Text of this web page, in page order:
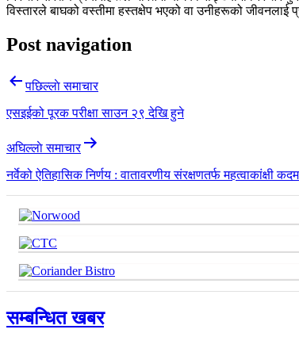
विस्तारले बाघको वस्तीमा हस्तक्षेप भएको वा उनीहरूको
Post navigation
पछिल्लाे समाचार
एसइईको पूरक परीक्षा साउन २९ देखि हुने
अघिल्लाे समाचार
नर्वेको ऐतिहासिक निर्णय : वातावरणीय संरक्षणतर्फ महत्वाकांक्षी कदम
सम्बन्धित खबर